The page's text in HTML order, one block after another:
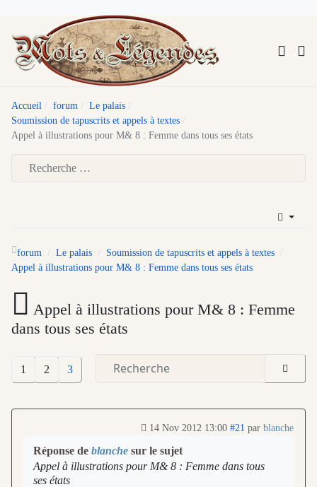
Accueil forum
Le palais
Soumission de tapuscrits et appels à textes
Appel à illustrations pour M& 8 : Femme dans tous ses états
forum Le palais
Soumission de tapuscrits et appels à textes
Appel à illustrations pour M& 8 : Femme dans tous ses états
Appel à illustrations pour M& 8 : Femme
dans tous ses états
1 2 3
14 Nov 2012 13:00 #21 par blanche
Réponse de blanche sur le sujet
Appel à illustrations pour M& 8 : Femme dans tous
ses états